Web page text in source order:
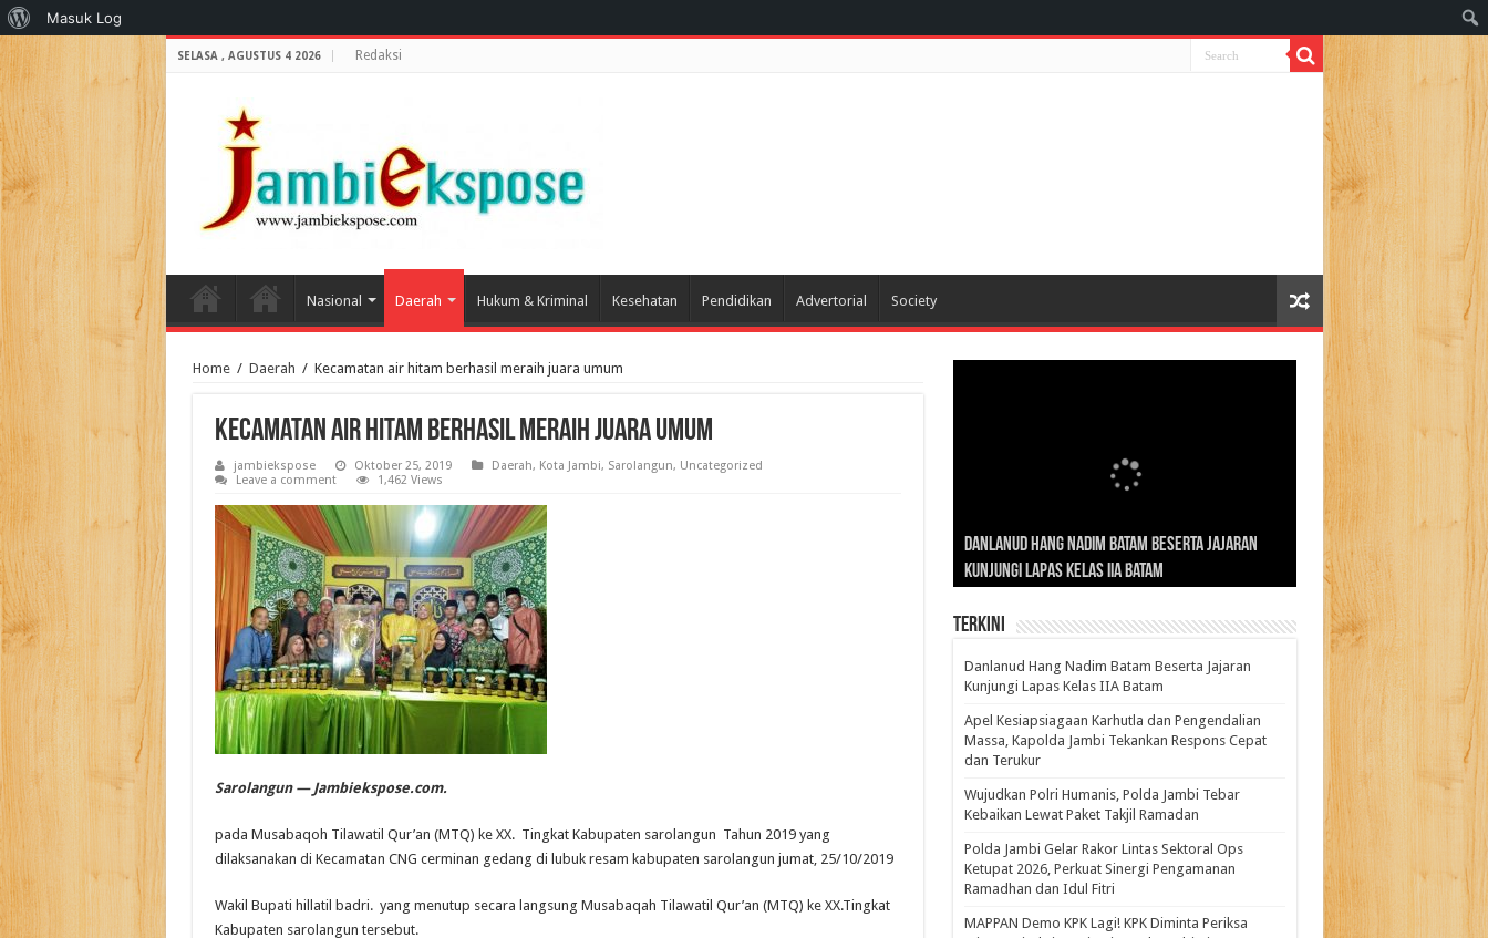
SELASA , AGUSTUS 4 2026 Redaksi
Nasional Daerah Hukum & Kriminal Kesehatan Pendidikan Advertorial Society
Home / Daerah / Kecamatan air hitam berhasil meraih juara umum
Kecamatan air hitam berhasil meraih juara umum
jambiekspose Oktober 25, 2019 Daerah, Kota Jambi, Sarolangun, Uncategorized
Leave a comment
1,462 Views
Sarolangun — Jambiekspose.com.
pada Musabaqoh Tilawatil Qur’an (MTQ) ke XX. Tingkat Kabupaten sarolangun Tahun 2019 yang
dilaksanakan di Kecamatan CNG cerminan gedang di lubuk resam kabupaten sarolangun jumat, 25/10/2019
Wakil Bupati hillatil badri. yang menutup secara langsung Musabaqah Tilawatil Qur’an (MTQ) ke XX.Tingkat
Kabupaten sarolangun tersebut.
Danlanud Hang Nadim Batam Beserta Jajaran
Kunjungi Lapas Kelas IIA Batam
Silaturahmi dan Reses Komite I DPD RI di Polda
Jambi Bahas Sinergitas Penanganan Narkotika
Edukasi Pembentukan Karakter Generasi
Penerus
Cepat Beroperasi Agar Bisa Layani Masyarakat
Penuhi Kebutuhannya
Nusantara: Ratu Wangsa, Wanita Berkelas
dengan Pengaruh Internasional
Terkini
Danlanud Hang Nadim Batam Beserta Jajaran
Kunjungi Lapas Kelas IIA Batam
Apel Kesiapsiagaan Karhutla dan Pengendalian
Massa, Kapolda Jambi Tekankan Respons Cepat
dan Terukur
Wujudkan Polri Humanis, Polda Jambi Tebar
Kebaikan Lewat Paket Takjil Ramadan
Polda Jambi Gelar Rakor Lintas Sektoral Ops
Ketupat 2026, Perkuat Sinergi Pengamanan
Ramadhan dan Idul Fitri
‎MAPPAN Demo KPK Lagi! KPK Diminta Periksa
Tentang
WordPress
Masuk Log